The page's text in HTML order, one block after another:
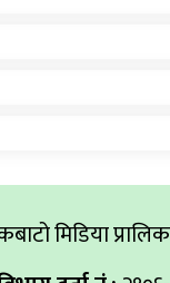
मिडिया